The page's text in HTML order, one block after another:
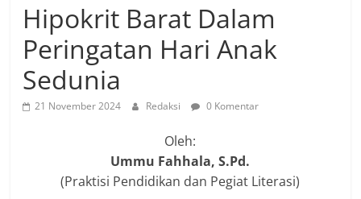
Hipokrit Barat Dalam
Peringatan Hari Anak
Sedunia
21 November 2024 Redaksi 0 Komentar
Oleh:
Ummu Fahhala, S.Pd.
(Praktisi Pendidikan dan Pegiat Literasi)